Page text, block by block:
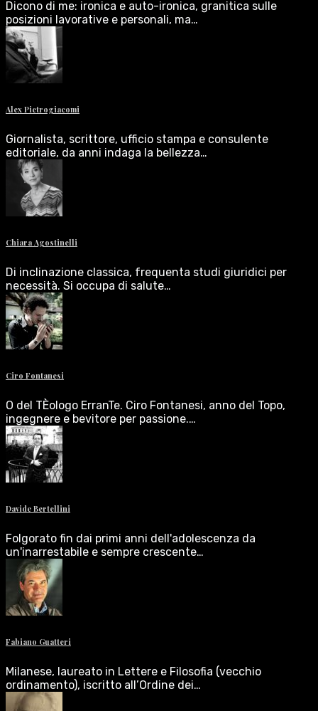
Dicono di me: ironica e auto-ironica, granitica sulle
posizioni lavorative e personali, ma…
Alex Pietrogiacomi
Giornalista, scrittore, ufficio stampa e consulente
editoriale, da anni indaga la bellezza…
Chiara Agostinelli
Di inclinazione classica, frequenta studi giuridici per
necessità. Si occupa di salute…
Ciro Fontanesi
O del TÈologo ErranTe. Ciro Fontanesi, anno del Topo,
ingegnere e bevitore per passione.…
Davide Bertellini
Folgorato fin dai primi anni dell'adolescenza da
un'inarrestabile e sempre crescente…
Fabiano Guatteri
Milanese, laureato in Lettere e Filosofia (vecchio
ordinamento), iscritto all’Ordine dei…